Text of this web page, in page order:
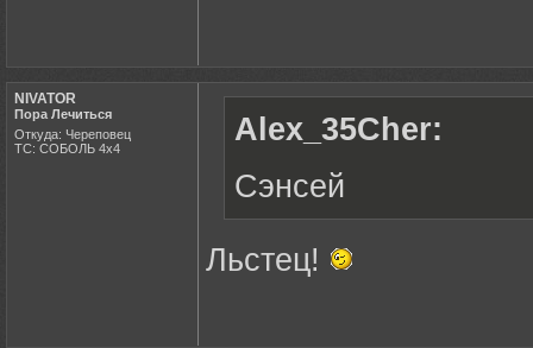
NIVATOR
Пора Лечиться
Откуда: Череповец
ТС: СОБОЛЬ 4х4
Alex_35Cher:
Сэнсей
Льстец!